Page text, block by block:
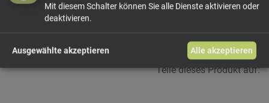
Teile dieses Produkt auf:
Mit diesem Schalter können Sie alle Dienste aktivieren oder
deaktivieren.
Ausgewählte akzeptieren Alle akzeptieren